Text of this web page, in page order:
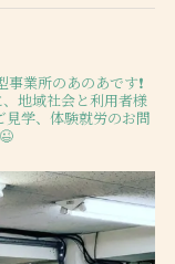
業所のあのあです❗️
地域社会と利用者様
学、体験就労のお問